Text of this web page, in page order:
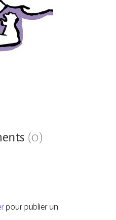
(0)
pour publier un